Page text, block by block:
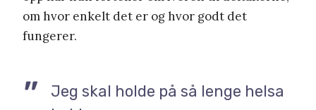
om hvor enkelt det er og hvor godt det
fungerer.
Jeg skal holde på så lenge helsa